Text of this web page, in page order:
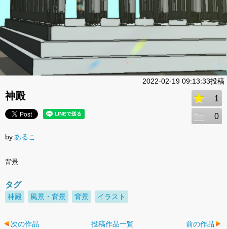
2022-02-19 09:13:33投稿
神殿 1
0
by.あるこ
背景
タグ
神殿 風景・背景 背景 イラスト
次の作品 投稿作品一覧 前の作品